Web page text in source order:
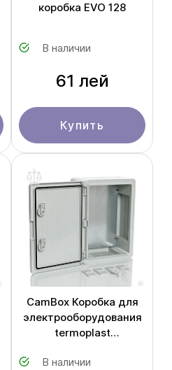
коробка EVO 128
В наличии
61 лей
Купить
CamBox Коробка для
электрооборудования
termoplast
В наличии